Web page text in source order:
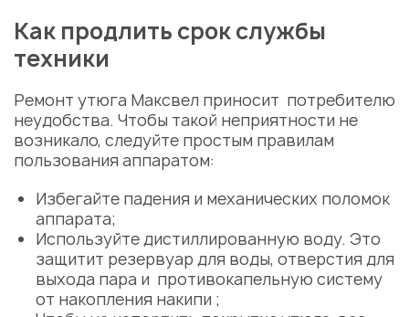
Как продлить срок службы
техники
Ремонт утюга Максвел приносит потребителю
неудобства. Чтобы такой неприятности не
возникало, следуйте простым правилам
пользования аппаратом:
Избегайте падения и механических поломок
аппарата;
Используйте дистиллированную воду. Это
защитит резервуар для воды, отверстия для
выхода пара и противокапельную систему
от накопления накипи ;